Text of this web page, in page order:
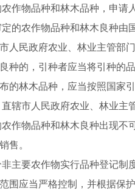
作物品种和林木品种，申请
的农作物品种和林木良种由
人民政府农业、林业主管部
种的，引种者应当将引种的
的林木品种，应当按照国家
辖市人民政府农业、林业主
作物品种和林木良种出现
售。
主要农作物实行品种登记制
围应当严格控制，并根据保